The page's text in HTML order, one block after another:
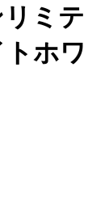
ミテ
ホワ